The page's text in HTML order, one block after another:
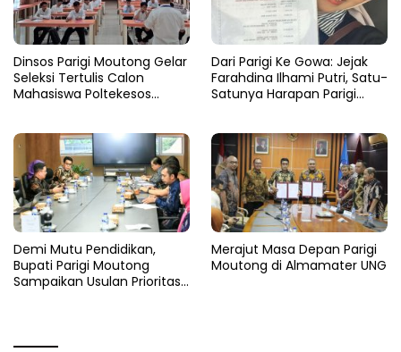
Dinsos Parigi Moutong Gelar
Seleksi Tertulis Calon
Mahasiswa Poltekesos
Dari Parigi Ke Gowa: Jejak
Farahdina Ilhami Putri, Satu-
Satunya Harapan Parigi
Demi Mutu Pendidikan,
Bupati Parigi Moutong
Sampaikan Usulan Prioritas
Merajut Masa Depan Parigi
Moutong di Almamater UNG